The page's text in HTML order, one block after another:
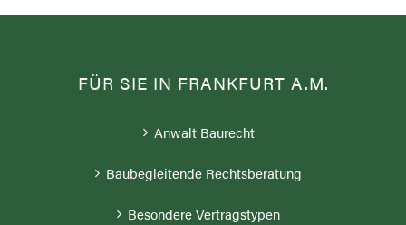
FÜR SIE IN FRANKFURT A.M.
Anwalt Baurecht
Baubegleitende Rechtsberatung
Besondere Vertragstypen